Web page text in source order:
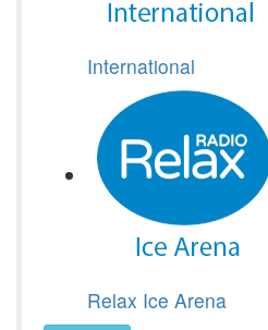
International
Relax Ice Arena